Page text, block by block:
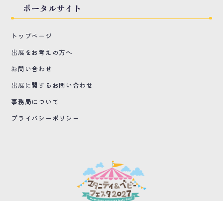
ポータルサイト
トップページ
出展をお考えの方へ
お問い合わせ
出展に関するお問い合わせ
事務局について
プライバシーポリシー